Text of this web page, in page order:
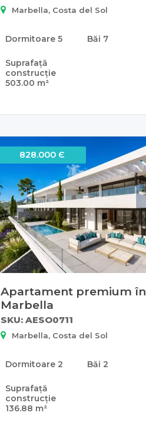
Marbella, Costa del Sol
Dormitoare 5 Băi 7
Suprafață
construcție
503.00 m²
828.000 Є
Apartament premium în
Marbella
SKU: AESO0711
Marbella, Costa del Sol
Dormitoare 2 Băi 2
Suprafață
construcție
136.88 m²